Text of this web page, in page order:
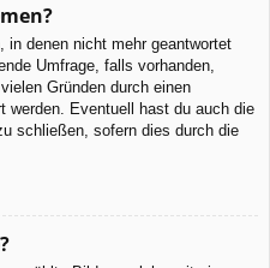
in denen nicht mehr geantwortet
Umfrage, falls vorhanden,
Gründen durch einen
werden. Eventuell hast du auch die
schließen, sofern dies durch die